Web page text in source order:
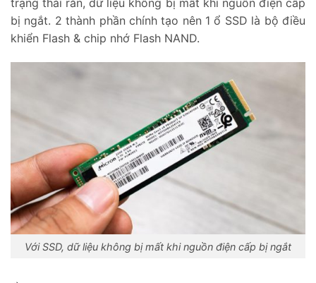
bị ngắt. 2 thành phần chính tạo nên 1 ổ SSD là bộ điều
khiển Flash & chip nhớ Flash NAND.
Với SSD, dữ liệu không bị mất khi nguồn điện cấp bị ngắt